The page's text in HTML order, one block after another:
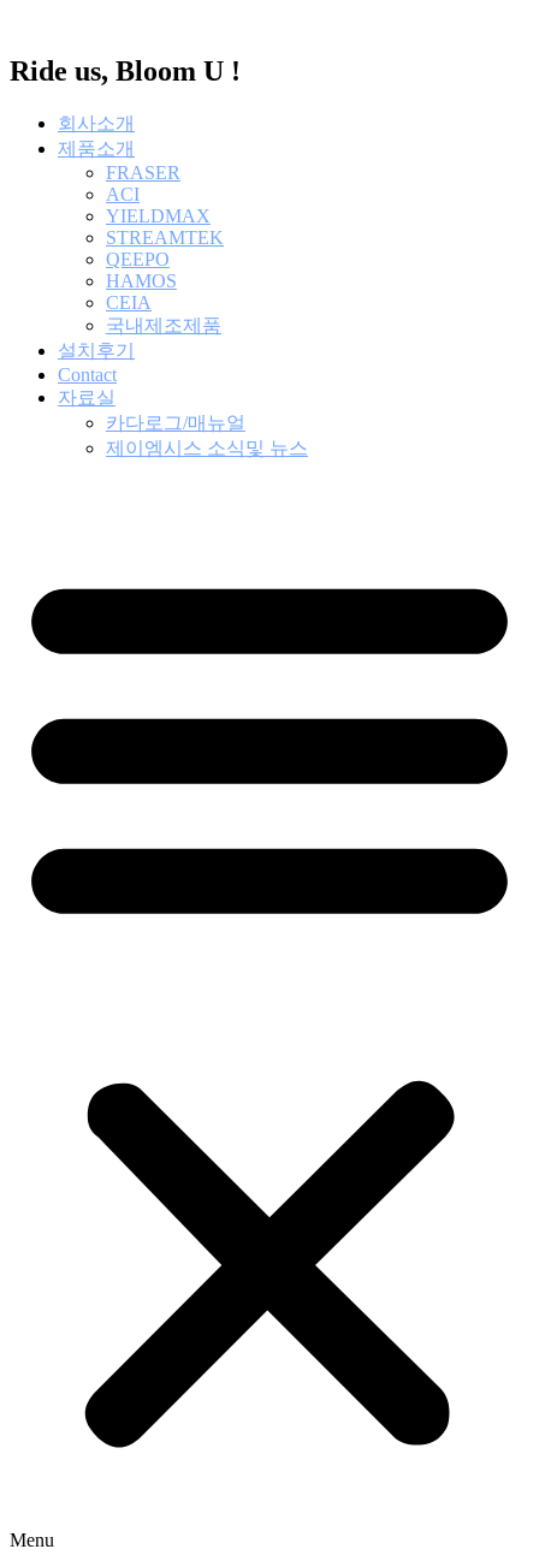
츠
Ride us, Bloom U !
회사소개
제품소개
FRASER
ACI
YIELDMAX
STREAMTEK
QEEPO
HAMOS
CEIA
국내제조제품
설치후기
Contact
자료실
카다로그/매뉴얼
제이엠시스 소식및 뉴스
Menu